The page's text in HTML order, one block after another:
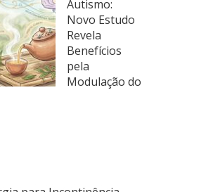
Autismo:
Novo Estudo
Revela
Benefícios
pela
Modulação do